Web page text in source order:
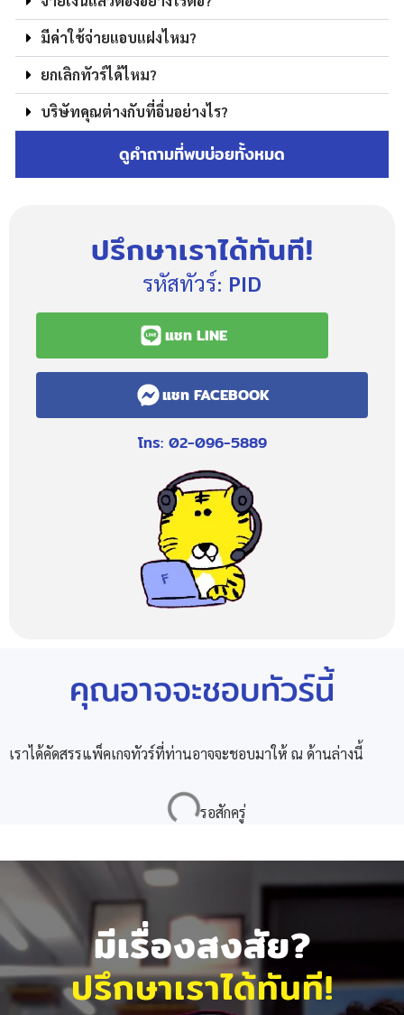
มีค่าใช้จ่ายแอบแฝงไหม?
ยกเลิกทัวร์ได้ไหม?
บริษัทคุณต่างกับที่อื่นอย่างไร?
ดูคำถามที่พบบ่อยทั้งหมด
ปรึกษาเราได้ทันที!
รหัสทัวร์: PID
แชท LINE
แชท FACEBOOK
โทร: 02-096-5889
คุณอาจจะชอบทัวร์นี้
เราได้คัดสรรแพ็คเกจทัวร์ที่ท่านอาจจะชอบมาให้ ณ ด้านล่างนี้
มีเรื่องสงสัย?
ปรึกษาเราได้ทันที!